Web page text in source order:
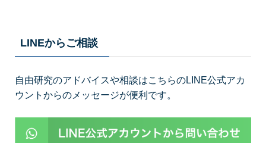
LINEからご相談
自由研究のアドバイスや相談はこちらのLINE公式アカ
ウントからのメッセージが便利です。